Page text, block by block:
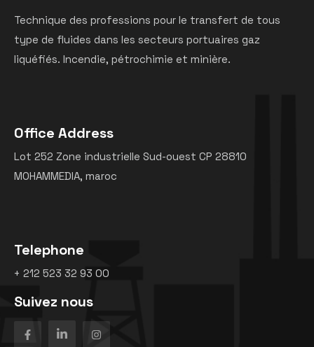
Technique des professions pour le transfert de tous
type de fluides dans les secteurs portuaires gaz
liquéfiés. Incendie, pétrochimie et minière.
Office Address
Lot 252 Zone industrielle Sud-ouest CP 28810
MOHAMMEDIA, maroc
Telephone
+ 212 523 32 93 00
Suivez nous